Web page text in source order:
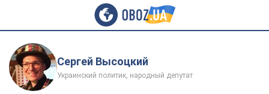
Сергей Высоцкий
Украинский политик, народный депутат